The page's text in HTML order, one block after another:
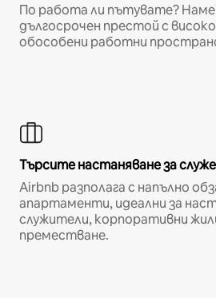
По работа ли пътувате?
дългосрочен престой с
обособени работни
Търсите настаняване за
Airbnb разполага с напълно
апартаменти, идеални за
служители, корпоративни
преместване.